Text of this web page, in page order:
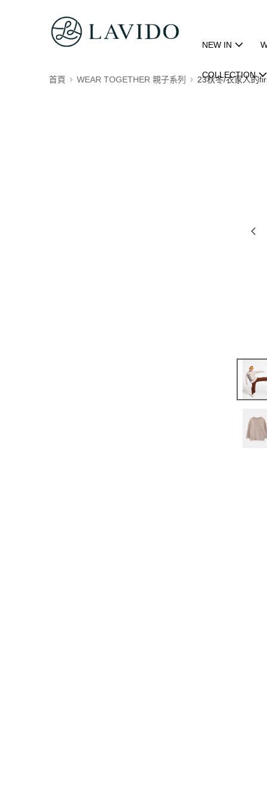
NEW IN
COLLECTION
首頁 WEAR TOGETHER 親子系列 23秋冬/衣家人的